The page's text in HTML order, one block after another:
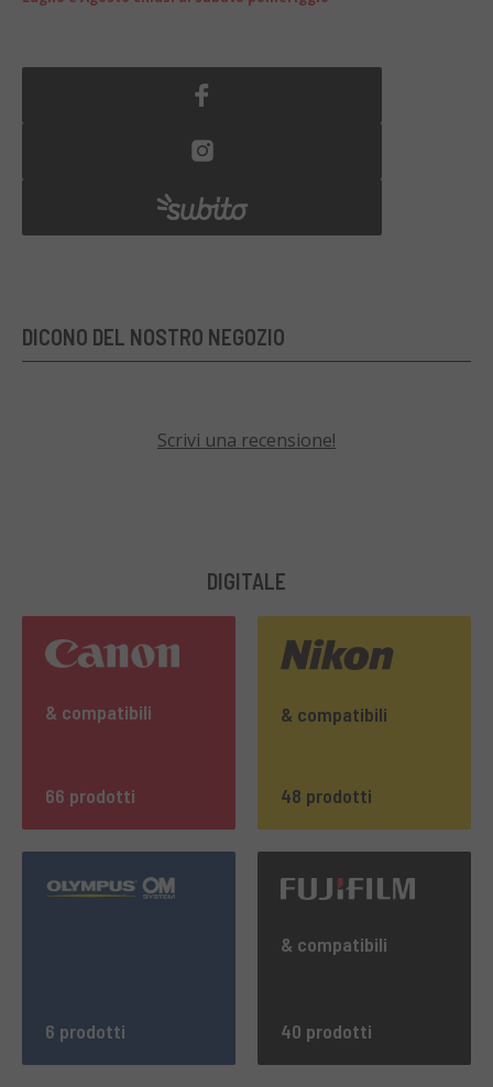
DICONO DEL NOSTRO NEGOZIO
Scrivi una recensione!
DIGITALE
& compatibili
66 prodotti
& compatibili
48 prodotti
6 prodotti
& compatibili
40 prodotti